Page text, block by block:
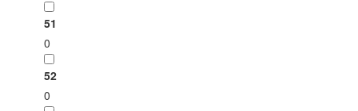
51
0
52
0